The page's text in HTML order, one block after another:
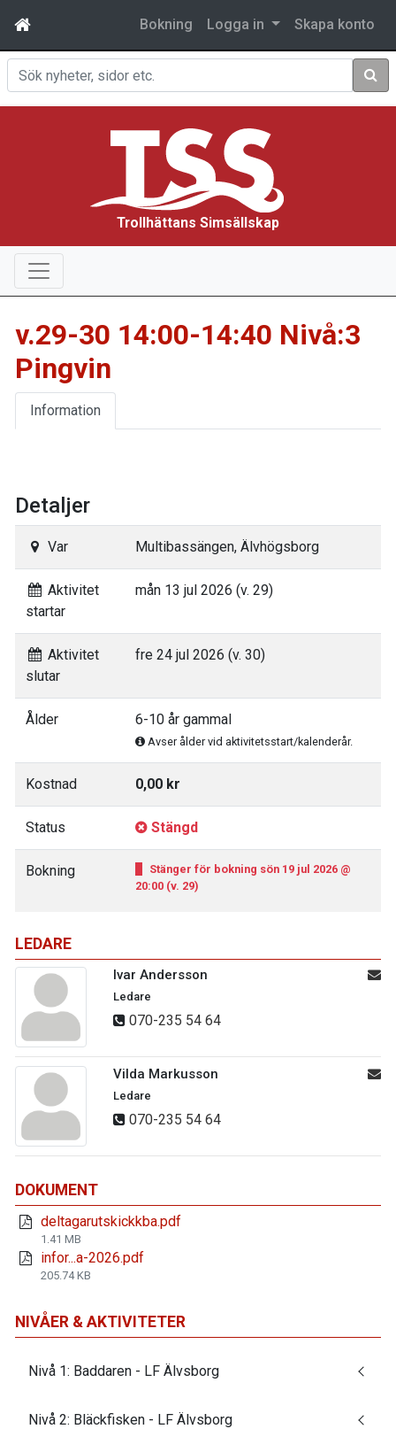
Bokning Logga in Skapa konto
Sök
Trollhättans Simsällskap
LEDARE
Ivar Andersson
Ledare
070-235 54 64
Vilda Markusson
Ledare
070-235 54 64
DOKUMENT
deltagarutskickkba.pdf
1.41 MB
infor...a-2026.pdf
205.74 KB
v.29-30 14:00-14:40 Nivå:3
Pingvin
Information
Detaljer
Var Multibassängen, Älvhögsborg
Aktivitet
startar
mån 13 jul 2026 (v. 29)
Aktivitet
slutar
fre 24 jul 2026 (v. 30)
Ålder 6-10 år gammal
Avser ålder vid aktivitetsstart/kalenderår.
Kostnad 0,00 kr
Status Stängd
Bokning
Stänger för bokning sön 19 jul 2026 @
20:00 (v. 29)
NIVÅER & AKTIVITETER
Nivå 1: Baddaren - LF Älvsborg
Nivå 2: Bläckfisken - LF Älvsborg